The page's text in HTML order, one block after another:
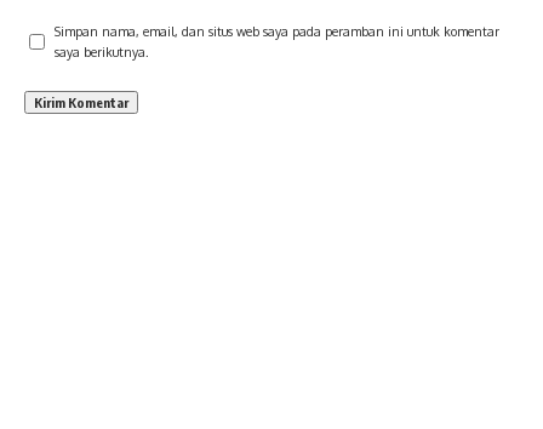
Simpan nama, email, dan situs web saya pada peramban ini untuk komentar
saya berikutnya.